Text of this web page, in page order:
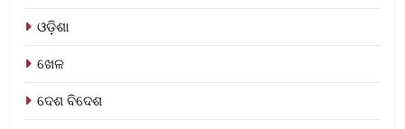
ଓଡ଼ିଶା
ଖେଳ
ଦେଶ ବିଦେଶ